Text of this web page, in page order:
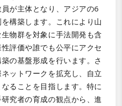
が主体となり、アジアの6
構築します。これにより山
物群を対象に手法開発も含
評価や誰でも公平にアクセ
の基盤形成を行います。さ
ットワークを拡充し、自立
ることを目指します。特に
究者の育成の観点から、進